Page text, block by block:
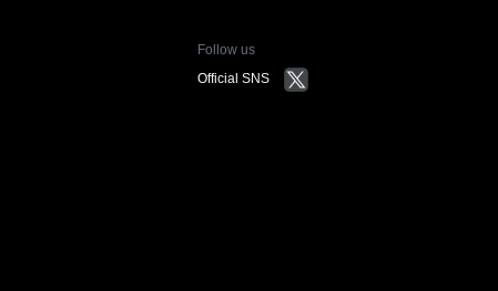
Follow us
Official SNS